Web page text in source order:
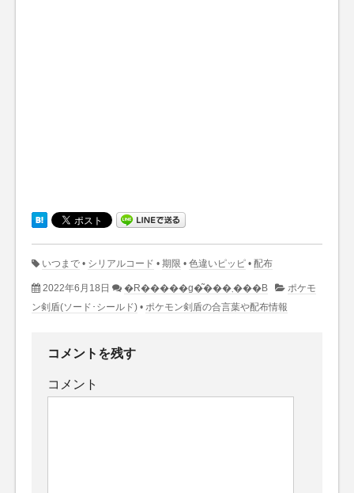
いつまで • シリアルコード • 期限 • 色違いピッピ • 配布
2022年6月18日 �R�����g�͂���܂���B
ポケモ
ン剣盾(ソード･シールド) • ポケモン剣盾の合言葉や配布情報
コメントを残す
コメント